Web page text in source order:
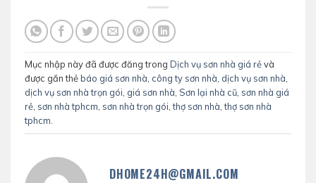
Mục nhập này đã được đăng trong Dịch vụ sơn nhà giá rẻvà
được gắn thẻ báo giá sơn nhà công ty sơn nhà dịch vụ sơn nhà
dịch vụ sơn nhà trọn gói giá sơn nhà Sơn lại nhà cũ sơn nhà giá
rẻ sơn nhà tphcm sơn nhà trọn gói ,thợ sơn nhà ,thợ sơn nhà
tphcm
DHOME24H@GMAIL.COM